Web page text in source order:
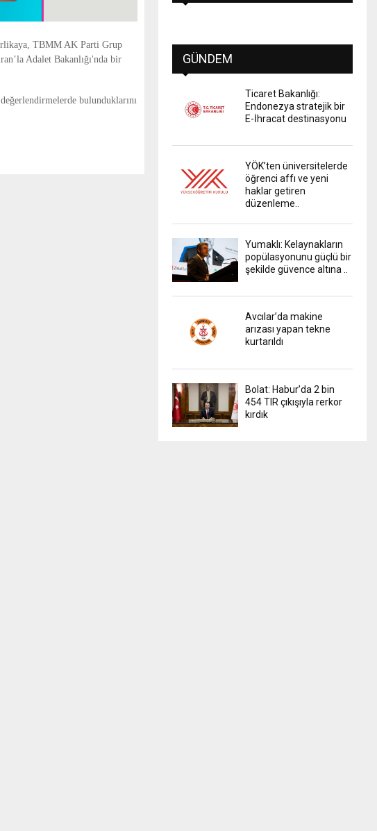
TBMM AK Parti Grup
Adalet Bakanlığı'nda bir
bulunduklarını
GÜNDEM
Ticaret Bakanlığı:
Endonezya stratejik bir
E-İhracat destinasyonu
YÖK’ten üniversitelerde
öğrenci affı ve yeni
haklar getiren
düzenleme..
Yumaklı: Kelaynakların
popülasyonunu güçlü bir
şekilde güvence altına ..
Avcılar’da makine
arızası yapan tekne
kurtarıldı
Bolat: Habur’da 2 bin
454 TIR çıkışıyla rerkor
kırdık